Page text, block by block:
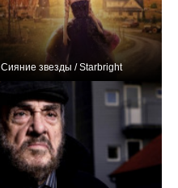
Сияние звезды / Starbright